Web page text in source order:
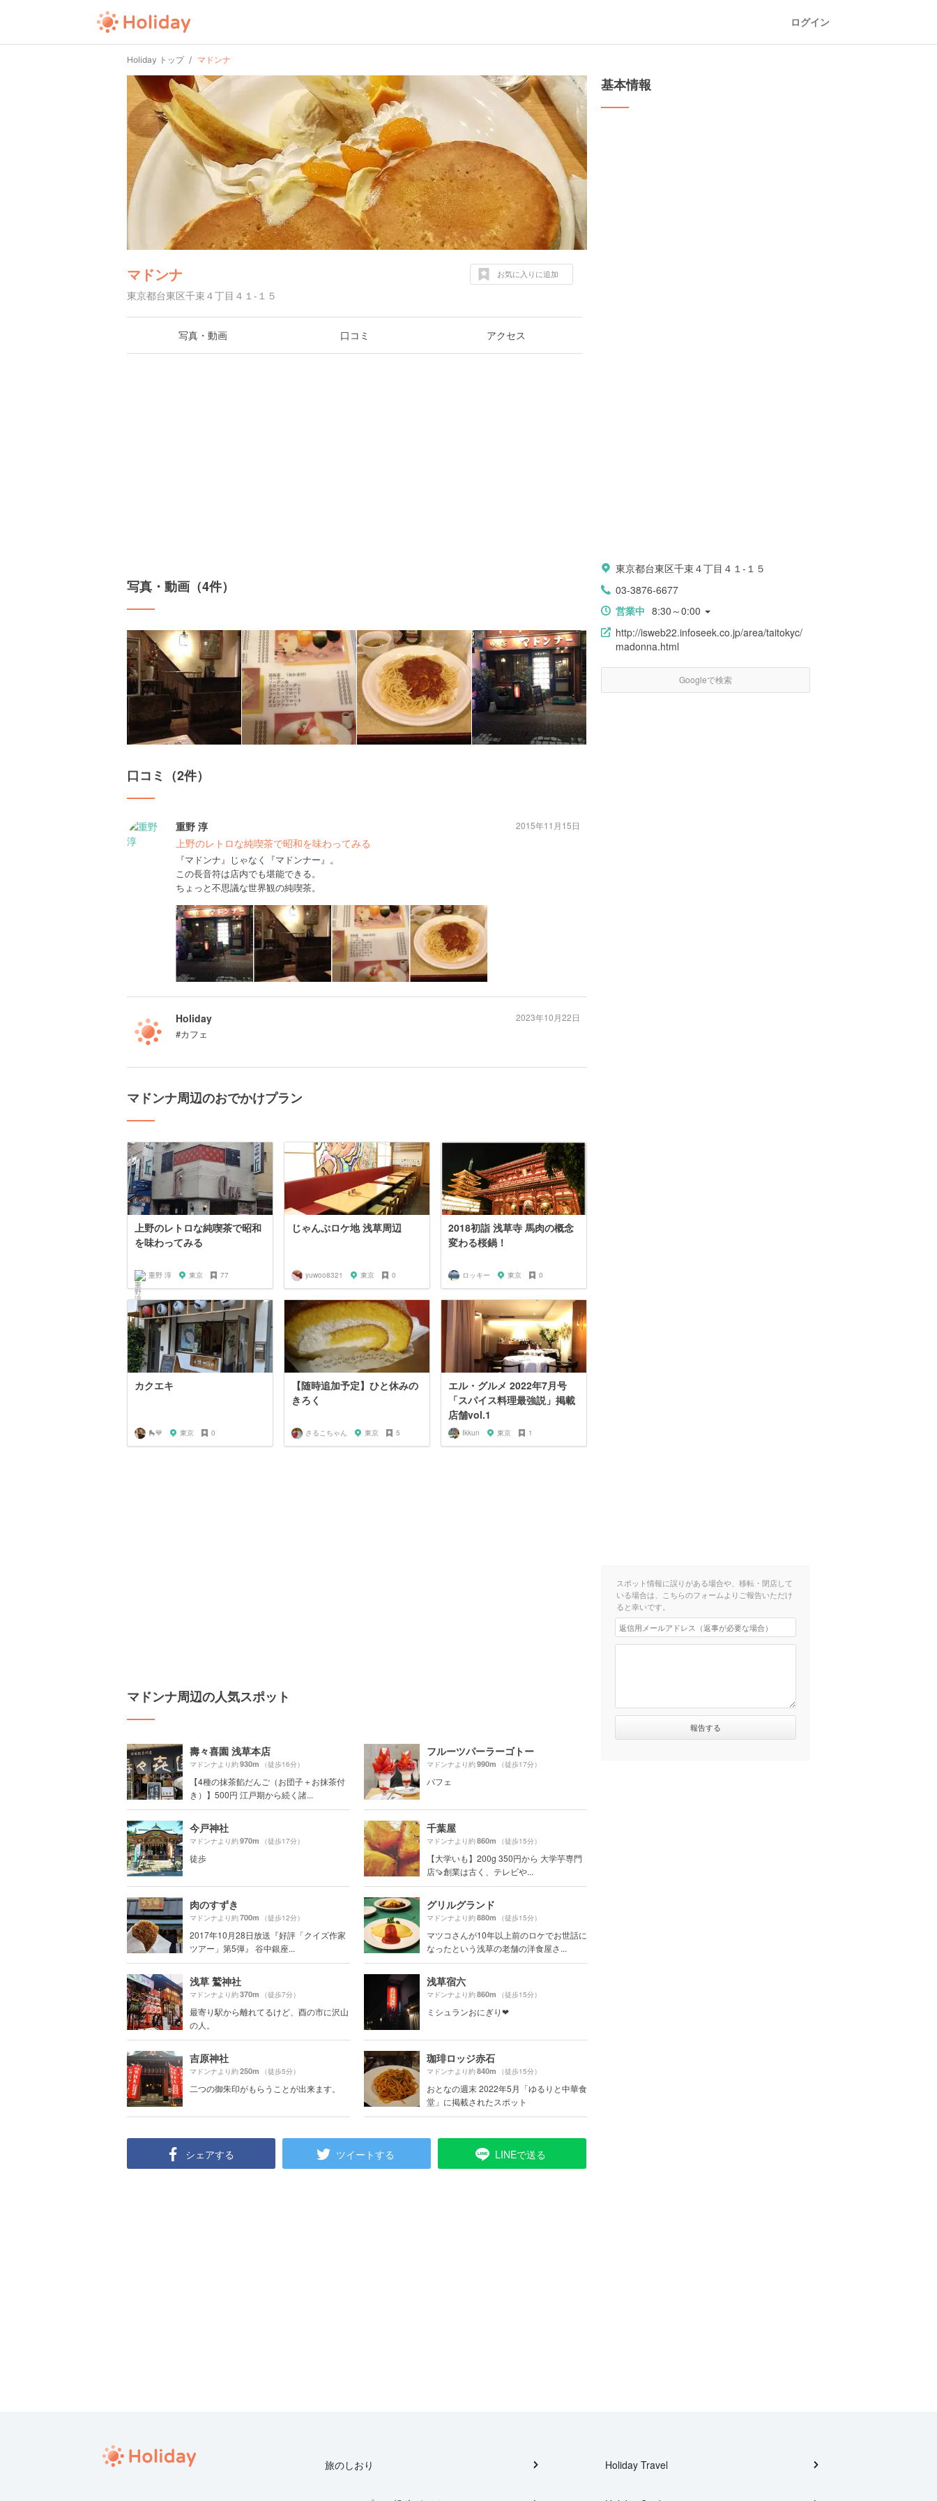
ログイン
Holiday トップ マドンナ
マドンナ
東京都台東区千束４丁目４１-１５
お気に入りに追加
写真・動画 口コミ アクセス
写真・動画（4件）
口コミ（2件）
重野 淳
上野のレトロな純喫茶で昭和を味わってみる
『マドンナ』じゃなく『マドンナー』。
この長音符は店内でも堪能できる。
ちょっと不思議な世界観の純喫茶。
2015年11月15日
Holiday
#カフェ
2023年10月22日
マドンナ周辺のおでかけプラン
上野のレトロな純喫茶で昭和
を味わってみる
重野 淳 東京 77
じゃんぷロケ地 浅草周辺
yuwoo8321 東京 0
2018初詣 浅草寺 馬肉の概念
変わる桜鍋！
ロッキー 東京 0
カクエキ
🛼💙 東京 0
【随時追加予定】ひと休みの
きろく
さるこちゃん 東京 5
エル・グルメ 2022年7月号
「スパイス料理最強説」掲載
店舗vol.1
Ikkun 東京 1
マドンナ周辺の人気スポット
壽々喜園 浅草本店
マドンナより約930m （徒歩16分）
【4種の抹茶餡だんご（お団子＋お抹茶付
き）】500円 江戸期から続く諸...
フルーツパーラーゴトー
マドンナより約990m （徒歩17分）
パフェ
今戸神社
マドンナより約970m （徒歩17分）
徒歩
千葉屋
マドンナより約860m （徒歩15分）
【大学いも】200g 350円から 大学芋専門
店🍠創業は古く、テレビや...
肉のすずき
マドンナより約700m （徒歩12分）
2017年10月28日放送『好評「クイズ作家
ツアー」第5弾』 谷中銀座...
グリルグランド
マドンナより約880m （徒歩15分）
マツコさんが10年以上前のロケでお世話に
なったという浅草の老舗の洋食屋さ...
浅草 鷲神社
マドンナより約370m （徒歩7分）
最寄り駅から離れてるけど、酉の市に沢山
の人。
浅草宿六
マドンナより約860m （徒歩15分）
ミシュランおにぎり❤︎
吉原神社
マドンナより約250m （徒歩5分）
二つの御朱印がもらうことが出来ます。
珈琲ロッジ赤石
マドンナより約840m （徒歩15分）
おとなの週末 2022年5月「ゆるりと中華食
堂」に掲載されたスポット
シェアする ツイートする LINEで送る
基本情報
東京都台東区千束４丁目４１-１５
03-3876-6677
営業中 8:30～0:00
http://isweb22.infoseek.co.jp/area/taitokyc/
madonna.html
Googleで検索
スポット情報に誤りがある場合や、移転・閉店して
いる場合は、こちらのフォームよりご報告いただけ
ると幸いです。
旅のしおり Holiday Travel